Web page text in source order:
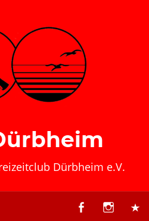
Dürbheim e.V.